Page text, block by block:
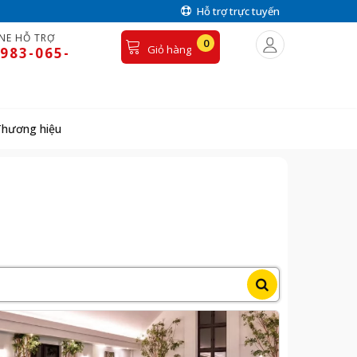
Hỗ trợ trực tuyến
HỖ TRỢ
065- Giỏ hàng 0
hiệu